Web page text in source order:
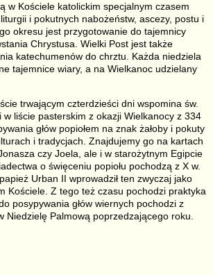
w Kościele katolickim specjalnym czasem
i pokutnych nabożeństw, ascezy, postu i
okresu jest przygotowanie do tajemnicy
Chrystusa. Wielki Post jest także
katechumenów do chrztu. Każda niedziela
tajemnice wiary, a na Wielkanoc udzielany
trwającym czterdzieści dni wspomina św.
w liście pasterskim z okazji Wielkanocy z 334
głów popiołem na znak żałoby i pokuty
i tradycjach. Znajdujemy go na kartach
czy Joela, ale i w starożytnym Egipcie
o święceniu popiołu pochodzą z X w.
Urban II wprowadził ten zwyczaj jako
Kościele. Z tego też czasu pochodzi praktyka
posypywania głów wiernych pochodzi z
Niedzielę Palmową poprzedzającego roku.